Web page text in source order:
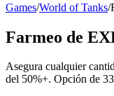
Games/World of Tanks/
Farmeo de
Asegura cualquier
del 50%+. Opción de